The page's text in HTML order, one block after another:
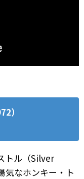
）
トル（Silver
気なホンキー・ト